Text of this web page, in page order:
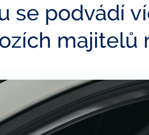
se podvádí
majitelů